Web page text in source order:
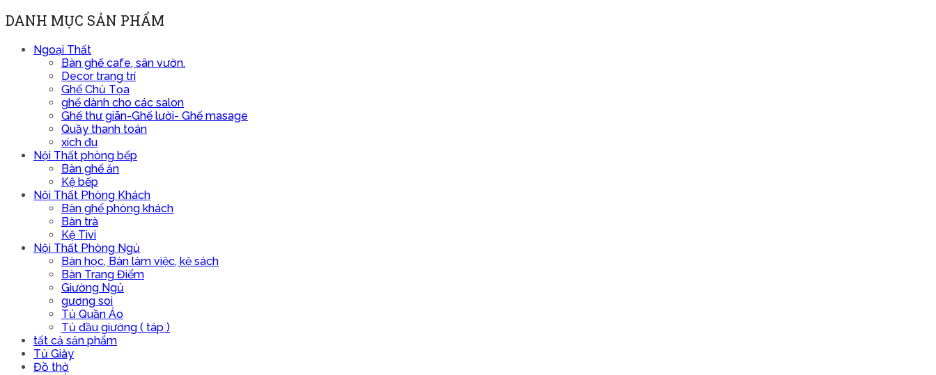
DANH MỤC SẢN PHẨM
Ngoại Thất
Bàn ghế cafe, sân vườn.
Decor trang trí
Ghế Chủ Tọa
ghế dành cho các salon
Ghế thư giãn-Ghế lười- Ghế masage
Quầy thanh toán
xích đu
Nội Thất phòng bếp
Bàn ghế ăn
Kệ bếp
Nội Thất Phòng Khách
Bàn ghế phòng khách
Bàn trà
Kệ Tivi
Nội Thất Phòng Ngủ
Bàn học, Bàn làm việc, kệ sách
Bàn Trang Điểm
Giường Ngủ
gương soi
Tủ Quần Áo
Tủ đầu giường ( táp )
tất cả sản phẩm
Tủ Giày
Đồ thờ